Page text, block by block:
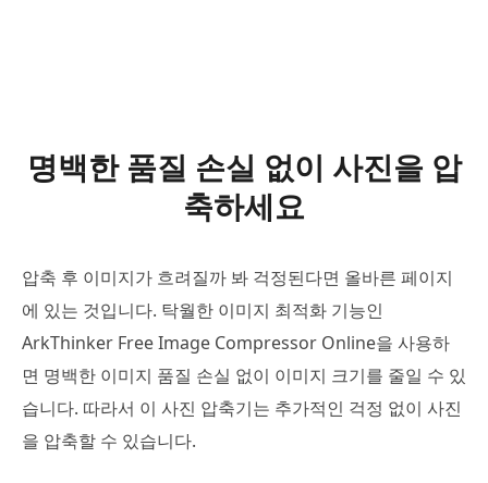
명백한 품질 손실 없이 사진을 압
축하세요
압축 후 이미지가 흐려질까 봐 걱정된다면 올바른 페이지
에 있는 것입니다. 탁월한 이미지 최적화 기능인
ArkThinker Free Image Compressor Online을 사용하
면 명백한 이미지 품질 손실 없이 이미지 크기를 줄일 수 있
습니다. 따라서 이 사진 압축기는 추가적인 걱정 없이 사진
을 압축할 수 있습니다.